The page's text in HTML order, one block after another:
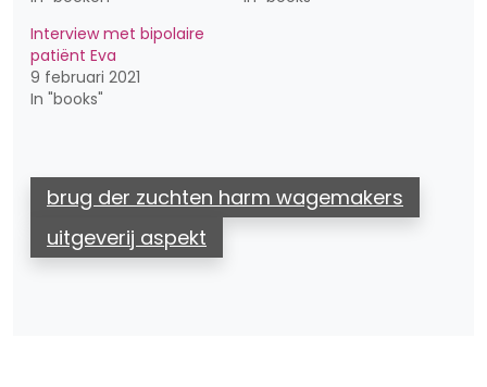
Interview met bipolaire
patiënt Eva
9 februari 2021
In "books"
brug der zuchten harm wagemakers
uitgeverij aspekt